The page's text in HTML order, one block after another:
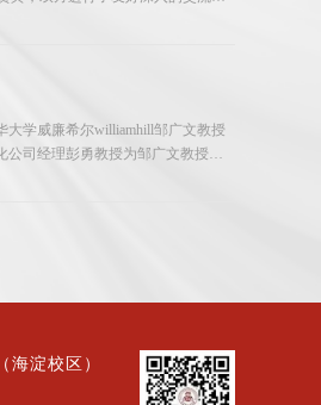
学威廉希尔williamhill邹广文教授
司经理彭勇教授为邹广文教授颁
淀校区）